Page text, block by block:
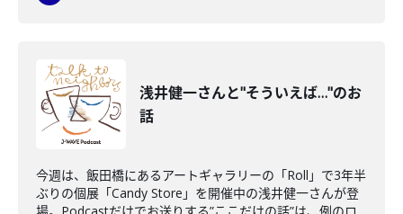
浅井健一さんと"そういえば…"のお
話
今週は、飯田橋にあるアートギャラリーの「Roll」で3年半
ぶりの個展「Candy Store」を開催中の浅井健一さんが登